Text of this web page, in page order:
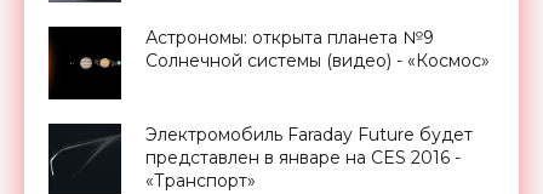
Астрономы: открыта планета №9
Солнечной системы (видео) - «Космос»
Электромобиль Faraday Future будет
представлен в январе на CES 2016 -
«Транспорт»